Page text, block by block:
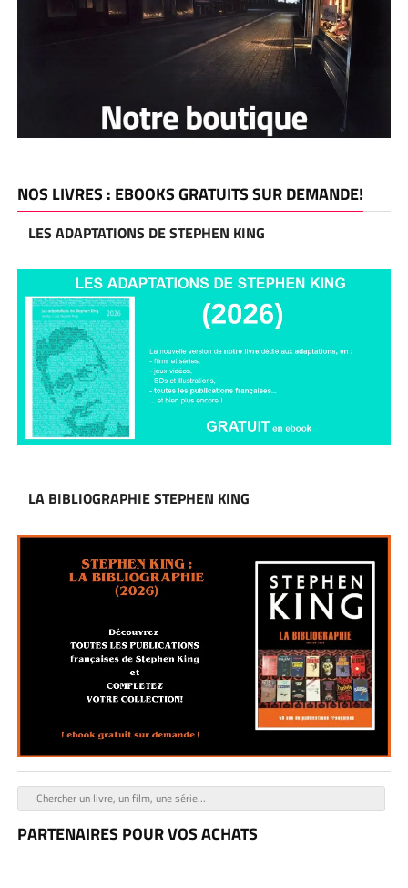
NOS LIVRES : EBOOKS GRATUITS SUR DEMANDE!
LES ADAPTATIONS DE STEPHEN KING
LA BIBLIOGRAPHIE STEPHEN KING
PARTENAIRES POUR VOS ACHATS